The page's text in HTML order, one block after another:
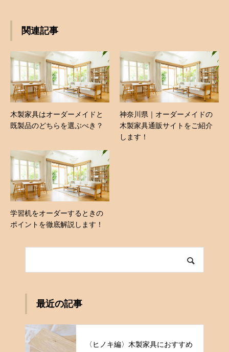
関連記事
木製家具はオーダーメイドと
既製品のどちらを選ぶべき？
神奈川県｜オーダーメイドの
木製家具通販サイトをご紹介
します！
学習机をオーダーするときの
ポイントを徹底解説します！
最近の記事
〈ヒノキ編〉木製家具におすすめ